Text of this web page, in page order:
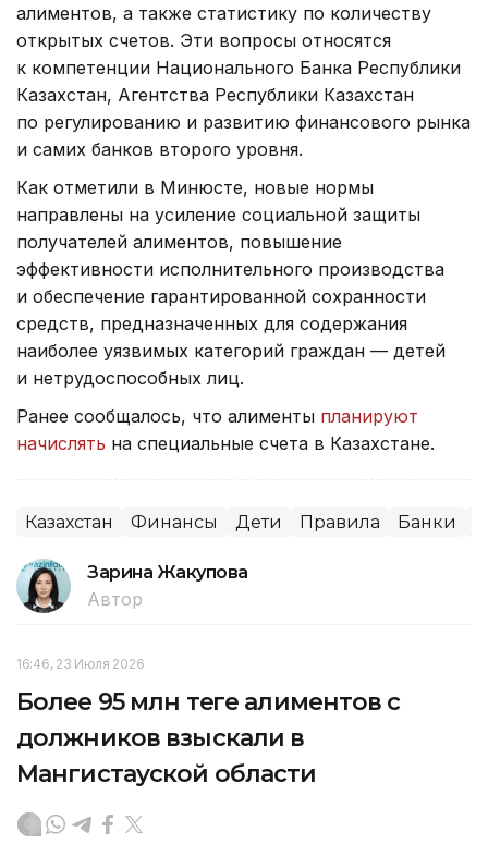
алиментов, а также статистику по количеству
открытых счетов. Эти вопросы относятся
к компетенции Национального Банка Республики
Казахстан, Агентства Республики Казахстан
по регулированию и развитию финансового рынка
и самих банков второго уровня.
Как отметили в Минюсте, новые нормы
направлены на усиление социальной защиты
получателей алиментов, повышение
эффективности исполнительного производства
и обеспечение гарантированной сохранности
средств, предназначенных для содержания
наиболее уязвимых категорий граждан — детей
и нетрудоспособных лиц.
Ранее сообщалось, что алименты планируют
начислять на специальные счета в Казахстане.
Казахстан Финансы Дети Правила Банки
Зарина Жакупова
Автор
16:46, 23 Июля 2026
Более 95 млн теңге алиментов с
должников взыскали в
Мангистауской области